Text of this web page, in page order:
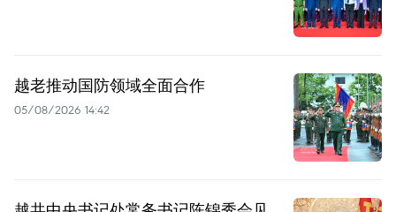
越老推动国防领域全面合作
05/08/2026 14:42